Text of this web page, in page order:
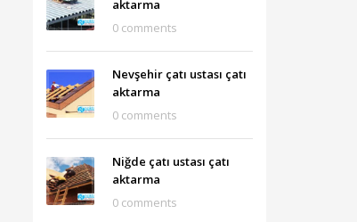
aktarma
0 comments
Nevşehir çatı ustası çatı
aktarma
0 comments
Niğde çatı ustası çatı
aktarma
0 comments